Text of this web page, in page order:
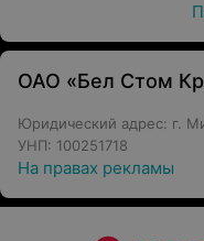
ОАО «Бел Стом
Юридический адрес: г.
УНП: 100251718
На правах рекламы